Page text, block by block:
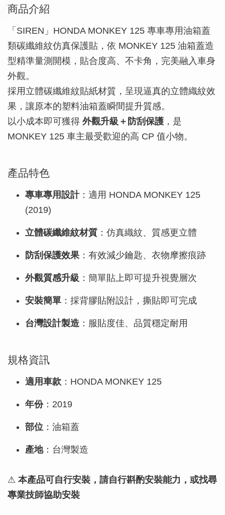
商品介紹
「SIREN」HONDA MONKEY 125 專車專用油箱蓋
類碳纖維紋仿真保護貼，依 MONKEY 125 油箱蓋造
型精準量測開模，貼合度高、不卡角，完美融入車身
外觀。
採用立體碳纖維紋貼紙材質，呈現逼真的立體織紋效
果，讓原本的塑料油箱蓋瞬間提升質感。
以小成本即可獲得 外觀升級＋防刮保護 ，是
MONKEY 125 車主最受歡迎的高 CP 值小物。
產品特色
專車專用設計：適用 HONDA MONKEY 125
(2019)
立體碳纖維紋材質 ：仿真織紋、質感更立體
防刮保護效果：有效減少鑰匙、衣物摩擦痕跡
外觀質感升級 ：簡單貼上即可提升視覺層次
安裝簡單 ：採背膠貼附設計，撕貼即可完成
台灣設計製造 ：服貼度佳、品質穩定耐用
規格資訊
適用車款 ：HONDA MONKEY 125
年份：2019
部位 ：油箱蓋
產地：台灣製造
⚠ 本產品可自行安裝，請自行斟酌安裝能力，或找尋
專業技師協助安裝